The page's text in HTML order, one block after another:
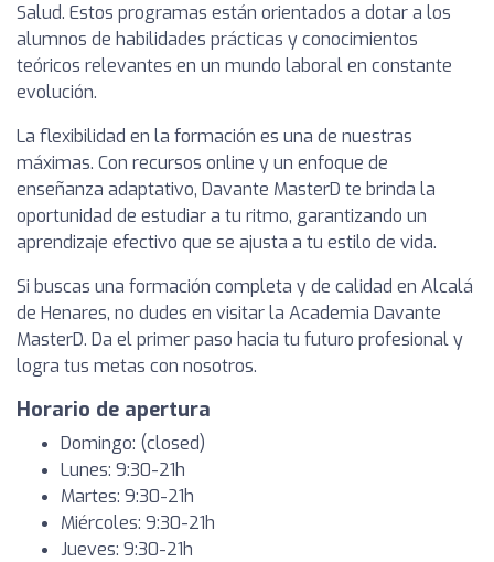
Salud. Estos programas están orientados a dotar a los
alumnos de habilidades prácticas y conocimientos
teóricos relevantes en un mundo laboral en constante
evolución.
La flexibilidad en la formación es una de nuestras
máximas. Con recursos online y un enfoque de
enseñanza adaptativo, Davante MasterD te brinda la
oportunidad de estudiar a tu ritmo, garantizando un
aprendizaje efectivo que se ajusta a tu estilo de vida.
Si buscas una formación completa y de calidad en Alcalá
de Henares, no dudes en visitar la Academia Davante
MasterD. Da el primer paso hacia tu futuro profesional y
logra tus metas con nosotros.
Horario de apertura
Domingo: (closed)
Lunes: 9:30-21h
Martes: 9:30-21h
Miércoles: 9:30-21h
Jueves: 9:30-21h